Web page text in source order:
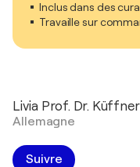
Inclus dans des
Travaille sur
Livia Prof. Dr. Küffner
Allemagne
Suivre